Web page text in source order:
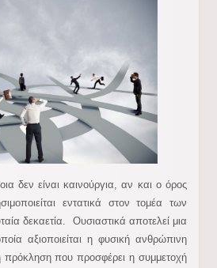
δεν είναι καινούργια, αν και ο όρος
εντατικά στον τομέα των
δεκαετία. Ουσιαστικά αποτελεί μια
αξιοποιείται η φυσική ανθρώπινη
πρόκληση που προσφέρει η συμμετοχή